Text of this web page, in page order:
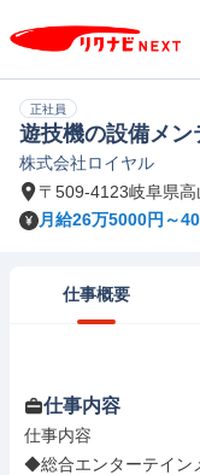
正社員
遊技機の設備メ
株式会社ロイヤル
〒509-4123岐阜県
月給26万5000円～
仕事概要
仕事内容
仕事内容
◆総合エンターテイン